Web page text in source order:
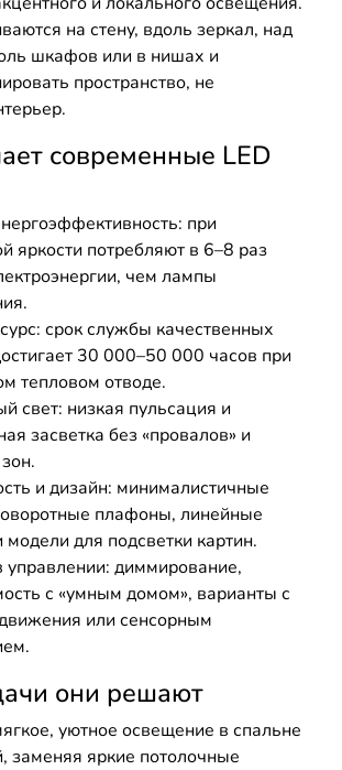
на стену, вдоль зеркал, над
шкафов или в нишах и
пространство, не
современные LED
при
яркости потребляют в 6–8 раз
чем лампы
срок службы качественных
30 000–50 000 часов при
тепловом отводе.
свет: низкая пульсация и
засветка без «провалов» и
и дизайн: минималистичные
плафоны, линейные
для подсветки картин.
управлении: диммирование,
с «умным домом», варианты с
или сенсорным
они решают
уютное освещение в спальне
заменяя яркие потолочные